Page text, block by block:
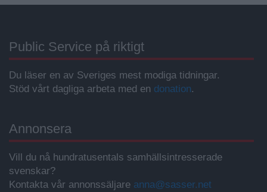
Public Service på riktigt
Du läser en av Sveriges mest modiga tidningar.
Stöd vårt dagliga arbeta med en donation.
Annonsera
Vill du nå hundratusentals samhällsintresserade
svenskar?
Kontakta vår annonssäljare anna@sasser.net